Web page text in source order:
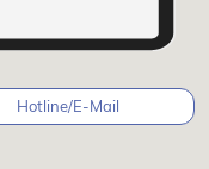
Hotline/E-Mail